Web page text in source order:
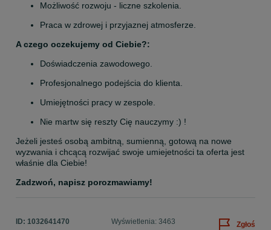
Możliwość rozwoju - liczne szkolenia.
Praca w zdrowej i przyjaznej atmosferze.
A czego oczekujemy od Ciebie?:
Doświadczenia zawodowego.
Profesjonalnego podejścia do klienta.
Umiejętności pracy w zespole.
Nie martw się reszty Cię nauczymy :) !
Jeżeli jesteś osobą ambitną, sumienną, gotową na nowe
wyzwania i chcącą rozwijać swoje umiejetności ta oferta jest
właśnie dla Ciebie!
Zadzwoń, napisz porozmawiamy!
ID: 1032641470 Wyświetlenia: 3463 Zgłoś